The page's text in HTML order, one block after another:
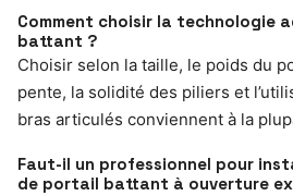
Comment choisir la technologie
battant ?
Choisir selon la taille, le poids du
pente, la solidité des piliers et
bras articulés conviennent à la
Faut-il un professionnel pour
de portail battant à ouverture